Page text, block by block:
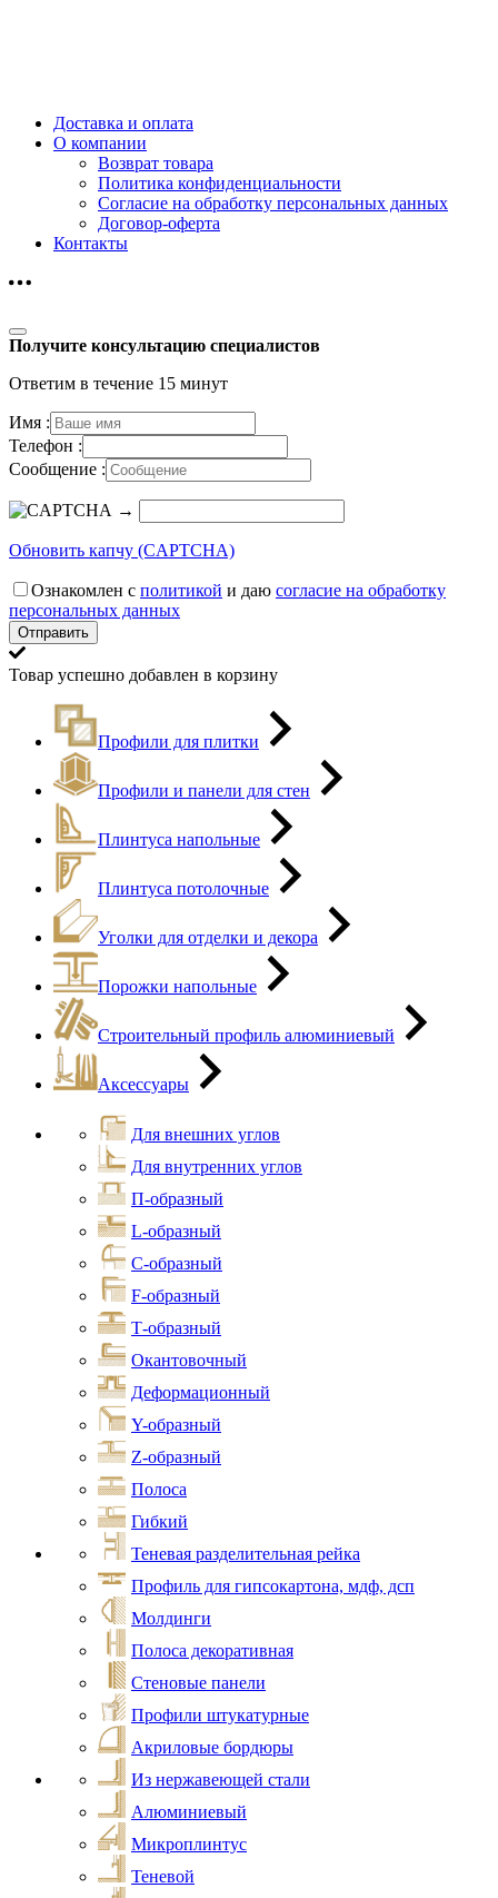
Доставка и оплата
О компании
Возврат товара
Политика конфиденциальности
Согласие на обработку персональных данных
Договор-оферта
Контакты
Получите консультацию специалистов
Ответим в течение 15 минут
Имя :
Телефон :
Сообщение :
→
Обновить капчу (CAPTCHA)
Ознакомлен с политикой и даю согласие на обработку
персональных данных
Товар успешно добавлен в корзину
Профили для плитки
Профили и панели для стен
Плинтуса напольные
Плинтуса потолочные
Уголки для отделки и декора
Порожки напольные
Строительный профиль алюминиевый
Аксессуары
Для внешних углов
Для внутренних углов
П-образный
L-образный
С-образный
F-образный
Т-образный
Окантовочный
Деформационный
Y-образный
Z-образный
Полоса
Гибкий
Теневая разделительная рейка
Профиль для гипсокартона, мдф, дсп
Молдинги
Полоса декоративная
Стеновые панели
Профили штукатурные
Акриловые бордюры
Из нержавеющей стали
Алюминиевый
Микроплинтус
Теневой